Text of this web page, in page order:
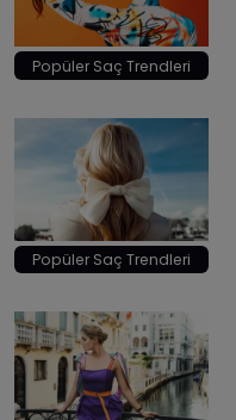
Popüler Saç Trendleri
Popüler Saç Trendleri